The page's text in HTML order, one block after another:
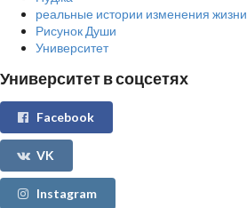
реальные истории изменения жизни
Рисунок Души
Университет
Университет в соцсетях
Facebook
VK
Instagram